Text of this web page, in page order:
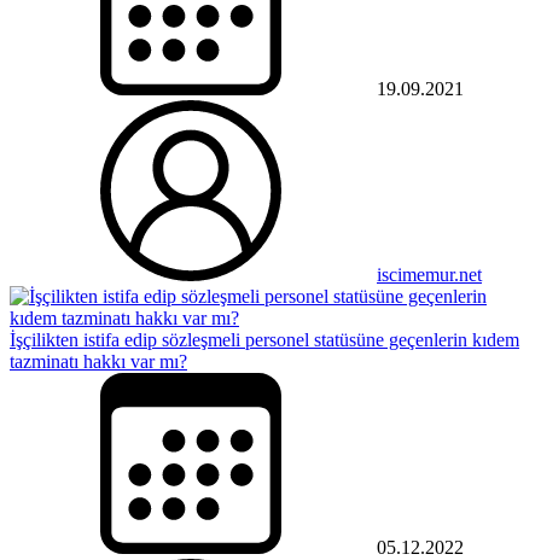
19.09.2021
iscimemur.net
İşçilikten istifa edip sözleşmeli personel statüsüne geçenlerin kıdem
tazminatı hakkı var mı?
05.12.2022